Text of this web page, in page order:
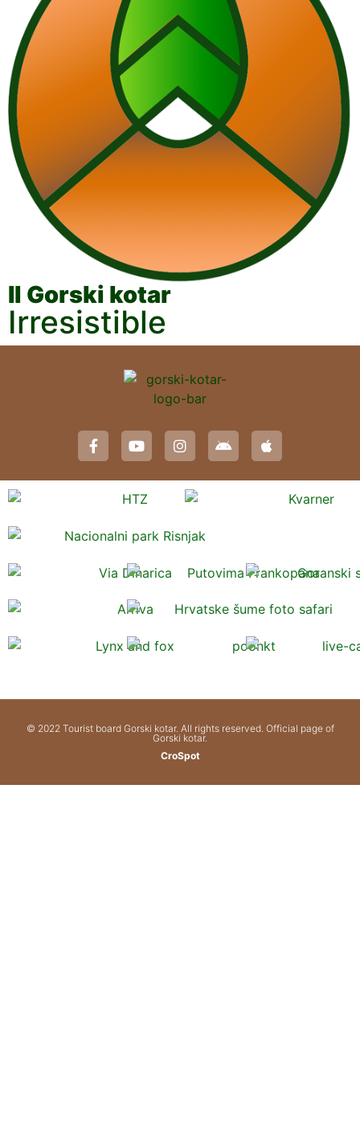
Il Gorski kotar
Irresistible
© 2022 Tourist board Gorski kotar. All rights reserved. Official page of
Gorski kotar.
CroSpot